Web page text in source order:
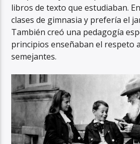
libros de texto que estudiaban.
clases de gimnasia y prefería el
También creó una pedagogía
principios enseñaban el respeto
semejantes.